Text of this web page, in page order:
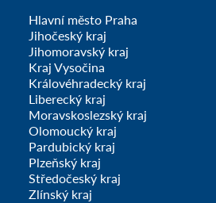
Hlavní město Praha
Jihočeský kraj
Jihomoravský kraj
Kraj Vysočina
Královéhradecký kraj
Liberecký kraj
Moravskoslezský kraj
Olomoucký kraj
Pardubický kraj
Plzeňský kraj
Středočeský kraj
Zlínský kraj